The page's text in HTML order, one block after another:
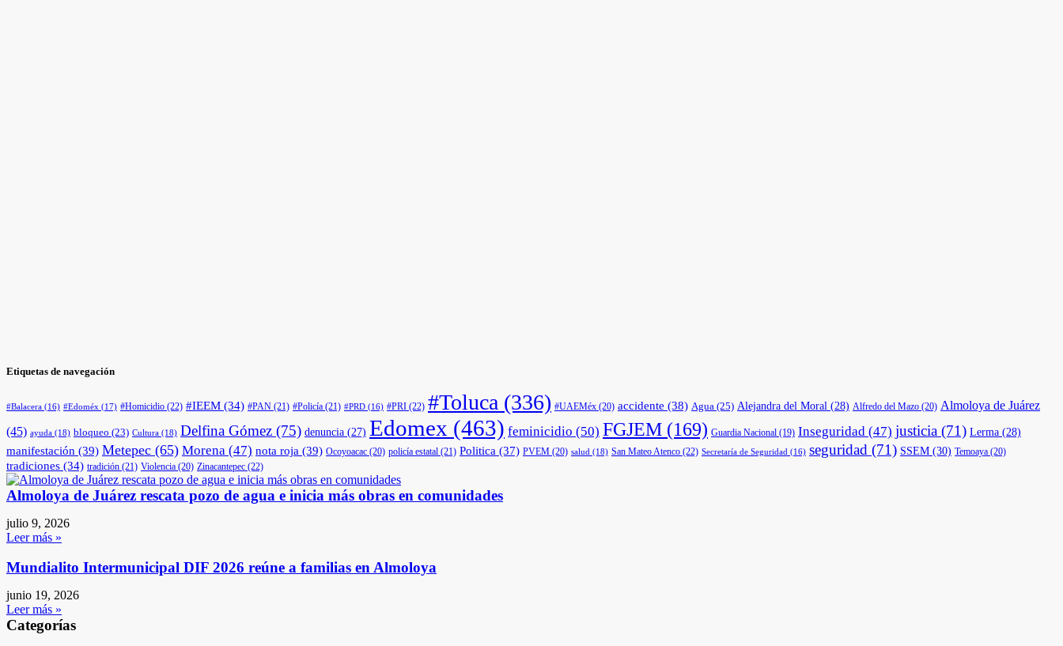
Etiquetas de navegación
#Balacera (16) #Edoméx (17) #Homicidio (22) #IEEM (34) #PAN (21) #Policía (21) #PRD (16) #PRI (22) #Toluca (336) #UAEMéx (20) accidente (38) Agua (25) Alejandra del Moral (28) Alfredo del Mazo (20) Almoloya de Juárez
(45) ayuda (18) bloqueo (23) Cultura (18) Delfina Gómez (75) denuncia (27) Edomex (463) feminicidio (50) FGJEM (169) Guardia Nacional (19) Inseguridad (47) justicia (71) Lerma (28)
manifestación (39) Metepec (65) Morena (47) nota roja (39) Ocoyoacac (20) policía estatal (21) Politica (37) PVEM (20) salud (18) San Mateo Atenco (22) Secretaría de Seguridad (16) seguridad (71) SSEM (30) Temoaya (20)
tradiciones (34) tradición (21) Violencia (20) Zinacantepec (22)
Almoloya de Juárez rescata pozo de agua e inicia más obras en comunidades
julio 9, 2026
Leer más »
Mundialito Intermunicipal DIF 2026 reúne a familias en Almoloya
junio 19, 2026
Leer más »
Categorías